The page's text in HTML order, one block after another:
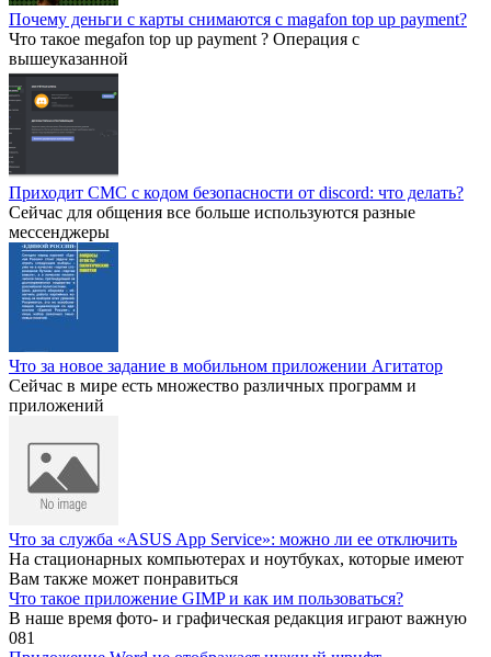
Почему деньги с карты снимаются с magafon top up payment?
Что такое megafon top up payment ? Операция с
вышеуказанной
Приходит СМС с кодом безопасности от discord: что делать?
Сейчас для общения все больше используются разные
мессенджеры
Что за новое задание в мобильном приложении Агитатор
Сейчас в мире есть множество различных программ и
приложений
Что за служба «ASUS App Service»: можно ли ее отключить
На стационарных компьютерах и ноутбуках, которые имеют
Вам также может понравиться
Что такое приложение GIMP и как им пользоваться?
В наше время фото- и графическая редакция играют важную
081